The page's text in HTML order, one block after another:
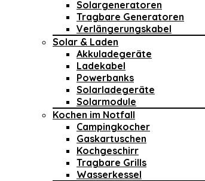
Solargeneratoren
Tragbare Generatoren
Verlängerungskabel
Solar & Laden
Akkuladegeräte
Ladekabel
Powerbanks
Solarladegeräte
Solarmodule
Kochen im Notfall
Campingkocher
Gaskartuschen
Kochgeschirr
Tragbare Grills
Wasserkessel